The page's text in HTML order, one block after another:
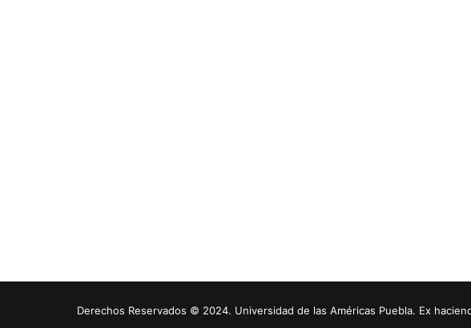
Derechos Reservados © 2024. Universidad de las Américas Puebla. Ex